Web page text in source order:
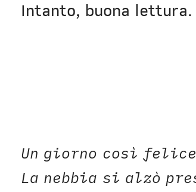
Intanto, buona lettura.
Un giorno così
La nebbia si alzò